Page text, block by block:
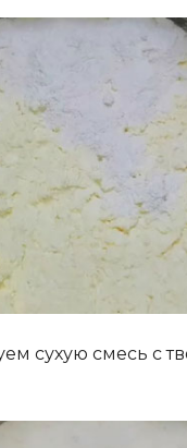
сухую смесь с